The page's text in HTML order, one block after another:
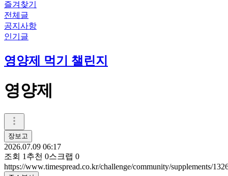
즐겨찾기
전체글
공지사항
인기글
영양제 먹기 챌린지
영양제
장보고
2026.07.09 06:17
조회 1 추천 0스크랩 0
https://www.timespread.co.kr/challenge/community/supplements/